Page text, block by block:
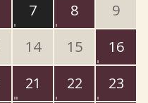
7 8
9
14 15
16
21 22
23